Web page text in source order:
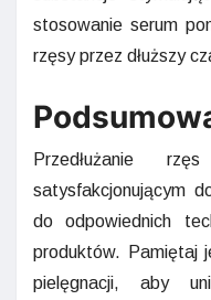
stosowanie serum
rzęsy przez dłuższy
Przedłużanie
satysfakcjonującym
do odpowiednich
produktów. Pamiętaj
pielęgnacji, aby